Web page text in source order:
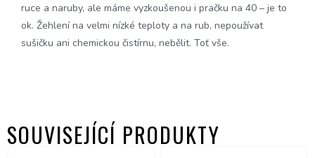
ruce a naruby, ale máme vyzkoušenou i pračku na 40 – je to
ok. Žehlení na velmi nízké teploty a na rub, nepoužívat
sušičku ani chemickou čistírnu, nebělit. Toť vše.
SOUVISEJÍCÍ PRODUKTY